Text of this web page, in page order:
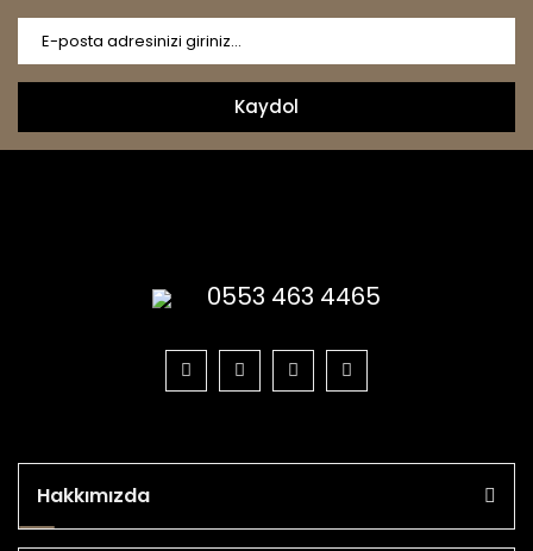
Kaydol
0553 463 4465
Hakkımızda